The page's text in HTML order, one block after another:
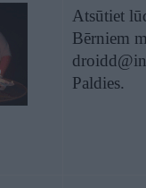
Atsūtiet
Bērniem
Paldies.